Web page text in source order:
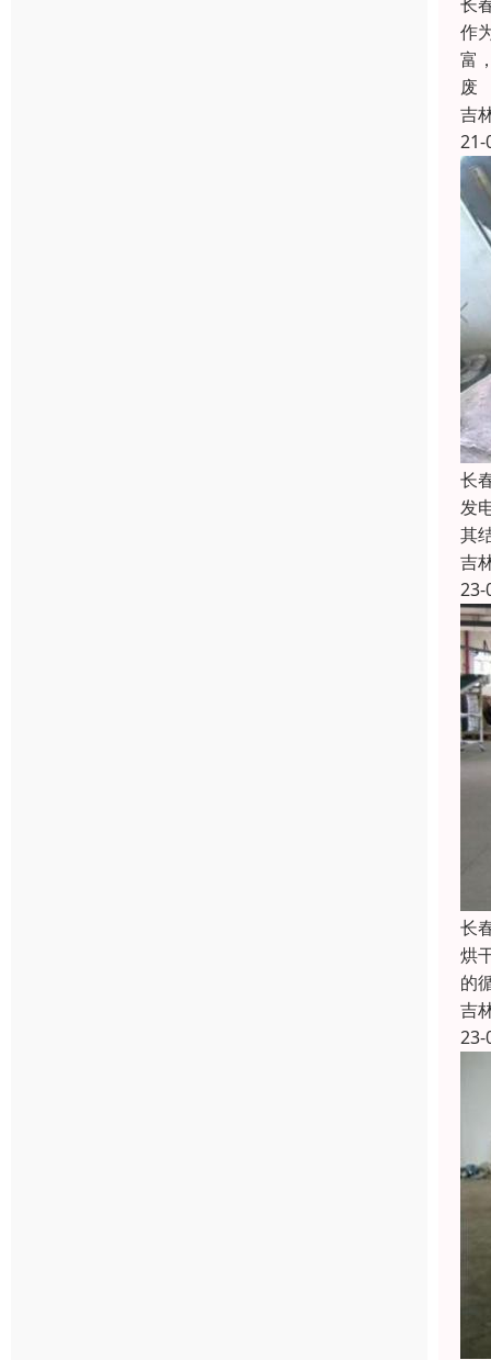
作
富
废
吉
21-
长
发
其
吉
23-
长
烘
的
吉
23-